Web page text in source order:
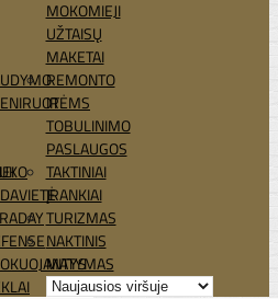
MOKOMIEJI
UŽTAISŲ
MAKETAI
REMONTO
IR
TOBULINIMO
PASLAUGOS
TAKTINIAI
ĮRANKIAI
TURIZMAS
NAKTINIS
MATYMAS